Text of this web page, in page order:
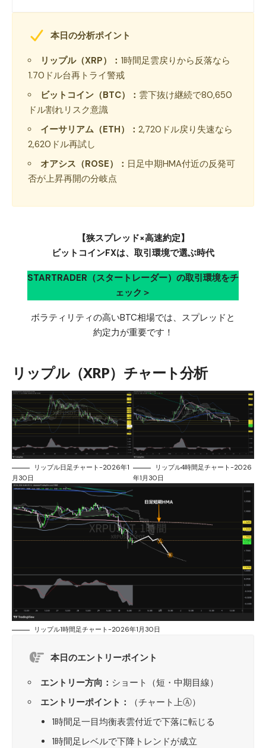
本日の分析ポイント
リップル（XRP）： 1時間足雲戻りから反落なら
1.70ドル台再トライ警戒
ビットコイン（BTC）： 雲下抜け継続で80,650
ドル割れリスク意識
イーサリアム（ETH）： 2,720ドル戻り失速なら
2,620ドル再試し
オアシス（ROSE）： 日足中期HMA付近の反発可
否が上昇再開の分岐点
【狭スプレッド×高速約定】
ビットコインFXは、取引環境で選ぶ時代
STARTRADER（スタートレーダー）の取引環境をチ
ェック＞
ボラティリティの高いBTC相場では、スプレッドと
約定力が重要です！
リップル（XRP）チャート分析
リップル日足チャート-2026年1
月30日
リップル4時間足チャート-2026
年1月30日
リップル1時間足チャート-2026年1月30日
本日のエントリーポイント
エントリー方向： ショート（短・中期目線）
エントリーポイント：
（チャート上Ⓐ）
1時間足一目均衡表雲付近で下落に転じる
1時間足レベルで下降トレンドが成立